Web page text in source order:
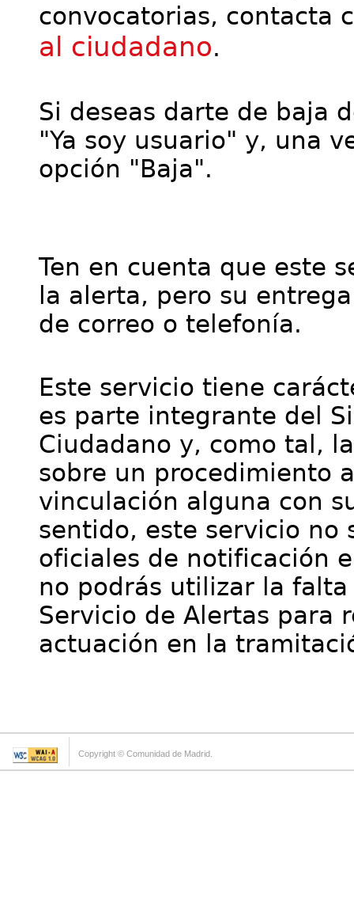
convocatorias, contacta
al ciudadano.
Si deseas darte de baja
"Ya soy usuario" y, una
opción "Baja".
Ten en cuenta que este
la alerta, pero su
de correo o telefonía.
Este servicio tiene
es parte integrante del
Ciudadano y, como tal,
sobre un procedimiento
vinculación alguna con
sentido, este servicio no
oficiales de notificación
no podrás utilizar la
Servicio de Alertas para
actuación en la
Copyright © Comunidad de Madrid.